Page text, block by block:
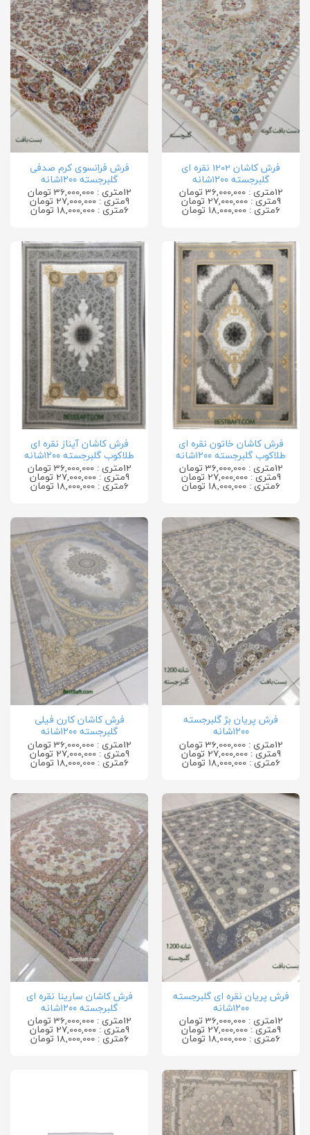
فرش کاشان 1202 نقره ای
گلبرجسته ۱۲۰۰شانه
12متری : 36,000,000 تومان
9متری : 27,000,000 تومان
6متری : 18,000,000 تومان
فرش فرانسوی کرم صدفی
گلبرجسته ۱۲۰۰شانه
12متری : 36,000,000 تومان
9متری : 27,000,000 تومان
6متری : 18,000,000 تومان
فرش کاشان خاتون نقره ای
طلاکوب گلبرجسته ۱۲۰۰شانه
12متری : 36,000,000 تومان
9متری : 27,000,000 تومان
6متری : 18,000,000 تومان
فرش کاشان آیناز نقره ای
طلاکوب گلبرجسته ۱۲۰۰شانه
12متری : 36,000,000 تومان
9متری : 27,000,000 تومان
6متری : 18,000,000 تومان
فرش پریان بژ گلبرجسته
۱۲۰۰شانه
12متری : 36,000,000 تومان
9متری : 27,000,000 تومان
6متری : 18,000,000 تومان
فرش کاشان کارن فیلی
گلبرجسته ۱۲۰۰شانه
12متری : 36,000,000 تومان
9متری : 27,000,000 تومان
6متری : 18,000,000 تومان
فرش پریان نقره ای گلبرجسته
۱۲۰۰شانه
12متری : 36,000,000 تومان
9متری : 27,000,000 تومان
6متری : 18,000,000 تومان
فرش کاشان سارینا نقره ای
گلبرجسته ۱۲۰۰شانه
12متری : 36,000,000 تومان
9متری : 27,000,000 تومان
6متری : 18,000,000 تومان